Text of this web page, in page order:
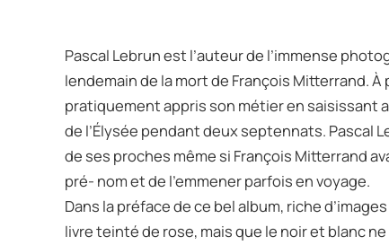
Pascal Lebrun est l’auteur de l’immense
lendemain de la mort de François Mitterrand. À
pratiquement appris son métier en saisissant
de l’Élysée pendant deux septennats. Pascal
de ses proches même si François Mitterrand
pré- nom et de l’emmener parfois en voyage.
Dans la préface de ce bel album, riche
livre teinté de rose, mais que le noir et blanc